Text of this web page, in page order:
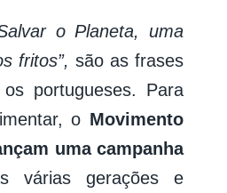
o Planeta, uma
fritos”,são as frases
portugueses. Para
o Movimento
uma campanha
várias gerações e